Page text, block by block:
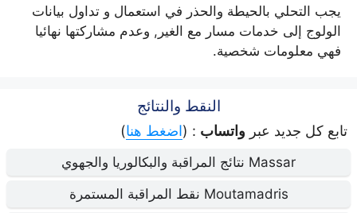
يجب التحلي بالحيطة والحذر في استعمال و تداول بيانات
الولوج إلى خدمات مسار مع الغير, وعدم مشاركتها نهائيا
فهي معلومات شخصية.
النقط والنتائج
تابع كل جديد عبر واتساب : (اضغط هنا)
Massar نتائج المراقبة والبكالوريا والجهوي
Moutamadris نقط المراقبة المستمرة